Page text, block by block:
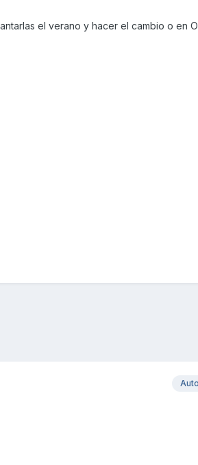
el verano y hacer el cambio o en